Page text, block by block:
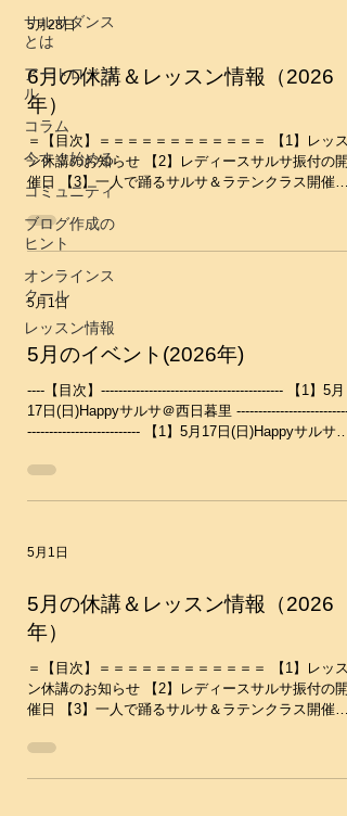
サルサダンス
とは
アートロジカ
ル
コラム
今すぐ始める
コミュニティ
ブログ作成の
ヒント
オンラインス
クール
レッスン情報
サルサムーブ共通チケット１枚 15:20～ソーシャル
タイムから参加の方は1500円 ※ドリンク、アルコ
ール類、食事持ち込み自由です。 ★上履き必要
（靴下だと踏まれると危険です） レッスン：
14:10-14:40 Bachata Lesson 14:40-15:20 Salsa
Lesson (レッスンはすべて入門クラスと初級クラス
に分かれてレッスンを行います） 詳細・お申し込
み...
5月28日
6月の休講＆レッスン情報（2026
年）
＝【目次】＝＝＝＝＝＝＝＝＝＝＝＝ 【1】レッス
ン休講のお知らせ 【2】レディースサルサ振付の開
催日 【3】一人で踊るサルサ＆ラテンクラス開催日
＝＝＝＝＝＝＝＝＝＝＝＝＝＝＝＝ ※レッスンス
ケジュールはこちらのカレンダーで確認していただ
くと分かりやすいです ↓↓ https://www.salsa-
＝＝＝ 【1】レッスン休講のお知らせ 6月の休講の
予定はありません ーーーーーーーーーーーーーー
ーーーーーーーーーーーーーーーーーーーー 【2】
レディースサルサ振付の開催日 約半年で振付を
徐々に完成していきます。 （新しい振付は４月25
日(土)からスタートしています） 振付のレベルは初
級レベルですが、ペアーダンス経験に関係なくやる
気があれば初心者でも、どなたでもご参加いただけ
付を覚える覚えないは自由、発表会に参加するかも
5月1日
5月のイベント(2026年)
----【目次】------------------------------------------ 【1】5月
17日(日)Happyサルサ＠西日暮里 ---------------------------
-------------------------- 【1】5月17日(日)Happyサルサ＠
から中級者までみんなで楽しみましょう～♪ 時間：
タイムから参加の方は1500円 ※ドリンク、アルコ
（靴下だと踏まれると危険です） レッスン：
14:10-14:40 Bachata Lesson 14:40-15:20 Salsa
Lesson (レッスンはすべて入門クラスと初級クラス
に分かれてレッスンを行います） 詳細・お申し込
み https://www.salsa-move.com
5月1日
5月の休講＆レッスン情報（2026
年）
＝【目次】＝＝＝＝＝＝＝＝＝＝＝＝ 【1】レッス
ン休講のお知らせ 【2】レディースサルサ振付の開
催日 【3】一人で踊るサルサ＆ラテンクラス開催日
ケジュールはこちらのカレンダーで確認していただ